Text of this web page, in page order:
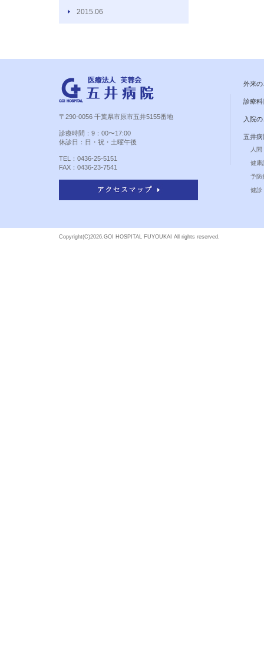
2015.06
〒290-0056 千葉県市原市五井5155番地
診療時間：9：00〜17:00
休診日：日・祝・土曜午後
TEL：0436-25-5151
FAX：0436-23-7541
外来
診療
入院
五井
人
健康
予防
健診
Copyright(C)2026.GOI HOSPITAL FUYOUKAI All rights reserved.